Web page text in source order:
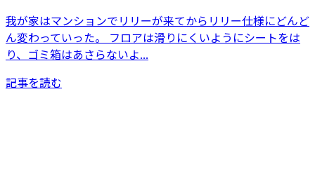
我が家はマンションでリリーが来てからリリー仕様にどんど
ん変わっていった。 フロアは滑りにくいようにシートをは
り、ゴミ箱はあさらないよ...
記事を読む